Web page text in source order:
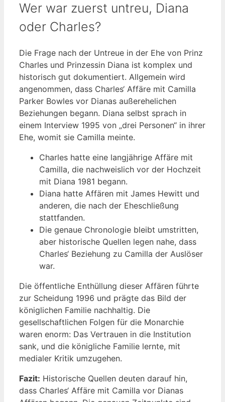
Wer war zuerst untreu, Diana
oder Charles?
Die Frage nach der Untreue in der Ehe von Prinz
Charles und Prinzessin Diana ist komplex und
historisch gut dokumentiert. Allgemein wird
angenommen, dass Charles‘ Affäre mit Camilla
Parker Bowles vor Dianas außerehelichen
Beziehungen begann. Diana selbst sprach in
einem Interview 1995 von „drei Personen“ in ihrer
Ehe, womit sie Camilla meinte.
Charles hatte eine langjährige Affäre mit
Camilla, die nachweislich vor der Hochzeit
mit Diana 1981 begann.
Diana hatte Affären mit James Hewitt und
anderen, die nach der Eheschließung
stattfanden.
Die genaue Chronologie bleibt umstritten,
aber historische Quellen legen nahe, dass
Charles‘ Beziehung zu Camilla der Auslöser
war.
Die öffentliche Enthüllung dieser Affären führte
zur Scheidung 1996 und prägte das Bild der
königlichen Familie nachhaltig. Die
gesellschaftlichen Folgen für die Monarchie
waren enorm: Das Vertrauen in die Institution
sank, und die königliche Familie lernte, mit
medialer Kritik umzugehen.
Fazit: Historische Quellen deuten darauf hin,
dass Charles‘ Affäre mit Camilla vor Dianas